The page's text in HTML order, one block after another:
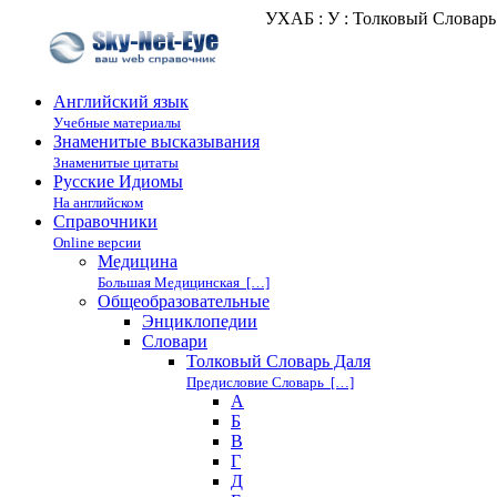
УХАБ : У : Толковый
Английский язык
Учебные материалы
Знаменитые высказывания
Знаменитые цитаты
Русские Идиомы
На английском
Справочники
Online версии
Медицина
Большая Медицинская […]
Общеобразовательные
Энциклопедии
Cловари
Толковый Словарь Даля
Предисловие Словарь […]
А
Б
В
Г
Д